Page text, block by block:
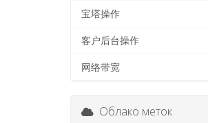
宝塔操作
客户后台操作
网络带宽
Облако меток